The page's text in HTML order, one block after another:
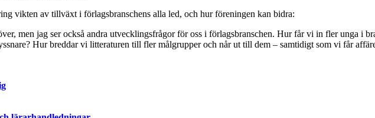
vikten av tillväxt i förlagsbranschens alla led, och hur föreningen kan bidra:
men jag ser också andra utvecklingsfrågor för oss i förlagsbranschen. Hur får vi in fler unga i
Hur breddar vi litteraturen till fler målgrupper och når ut till dem – samtidigt som vi får